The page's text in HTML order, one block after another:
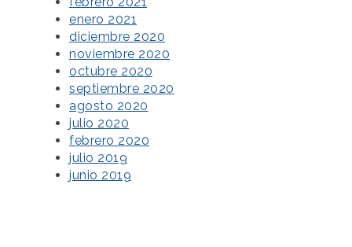
enero 2021
diciembre 2020
noviembre 2020
octubre 2020
septiembre 2020
agosto 2020
julio 2020
febrero 2020
julio 2019
junio 2019